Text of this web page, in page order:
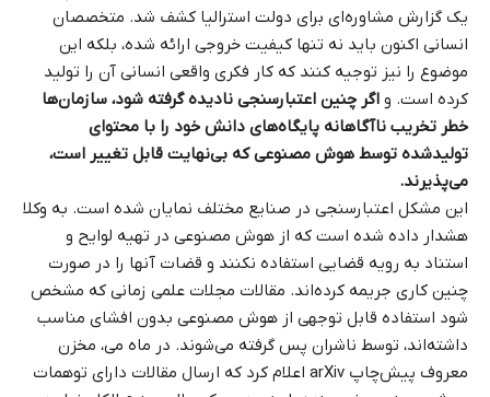
یک گزارش مشاوره‌ای برای دولت استرالیا کشف شد. متخصصان
انسانی اکنون باید نه تنها کیفیت خروجی ارائه‌ شده، بلکه این
موضوع را نیز توجیه کنند که کار فکری واقعی انسانی آن را تولید
کرده است. و اگر چنین اعتبارسنجی نادیده گرفته شود، سازمان‌ها
خطر تخریب ناآگاهانه پایگاه‌های دانش خود را با محتوای
تولیدشده توسط هوش مصنوعی که بی‌نهایت قابل تغییر است،
می‌پذیرند.
این مشکل اعتبارسنجی در صنایع مختلف نمایان شده است. به وکلا
هشدار داده شده است که از هوش مصنوعی در تهیه لوایح و
استناد به رویه قضایی استفاده نکنند و قضات آنها را در صورت
چنین کاری جریمه کرده‌اند. مقالات مجلات علمی زمانی که مشخص
شود استفاده قابل توجهی از هوش مصنوعی بدون افشای مناسب
داشته‌اند، توسط ناشران پس گرفته می‌شوند. در ماه می، مخزن
معروف پیش‌چاپ arXiv اعلام کرد که ارسال مقالات دارای توهمات